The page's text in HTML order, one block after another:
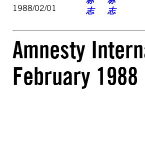
1988/02/01
Amnesty
February 1988